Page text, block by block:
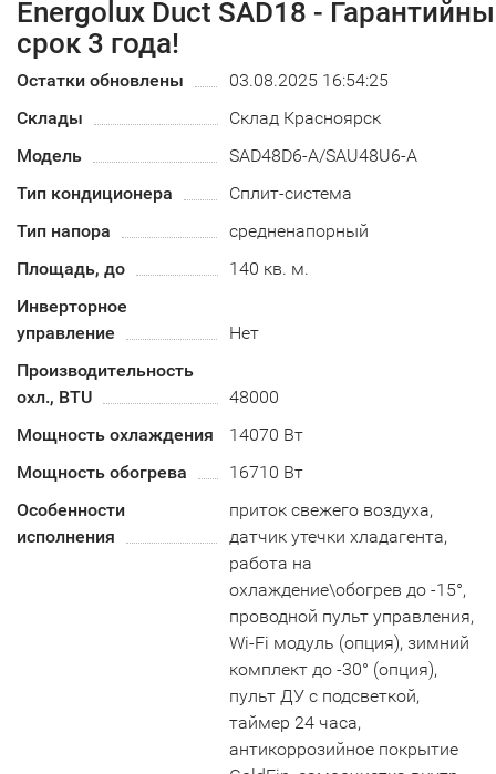
Energolux Duct SAD18 -
срок 3 года!
Остатки обновлены
03.08.2025 16:54:25
Склады
Склад Красноярск
Модель
SAD48D6-A/SAU48U6-A
Тип кондиционера
Сплит-система
Тип напора
средненапорный
Площадь, до
140 кв. м.
Инверторное
управление
Нет
Производительность
охл., BTU
48000
Мощность охлаждения
14070 Вт
Мощность обогрева
16710 Вт
Особенности
исполнения
приток свежего воздуха,
датчик утечки хладагента,
работа на
охлаждение\обогрев до -15°,
проводной пульт управления,
Wi-Fi модуль (опция), зимний
комплект до -30° (опция),
пульт ДУ с подсветкой,
таймер 24 часа,
антикоррозийное покрытие